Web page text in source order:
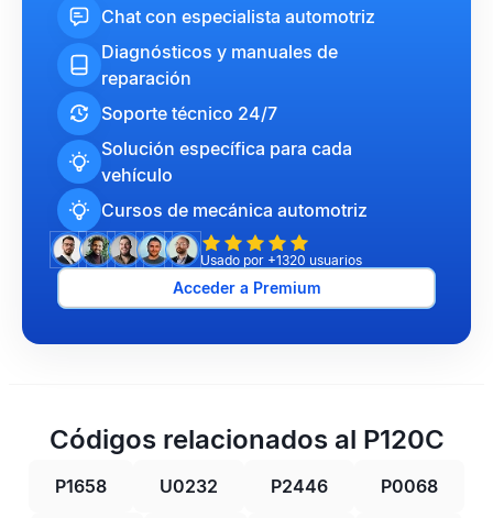
Chat con especialista automotriz
Diagnósticos y manuales de
reparación
Soporte técnico 24/7
Solución específica para cada
vehículo
Cursos de mecánica automotriz
Usado por +1320 usuarios
Acceder a Premium
Códigos relacionados al P120C
P1658 U0232 P2446 P0068